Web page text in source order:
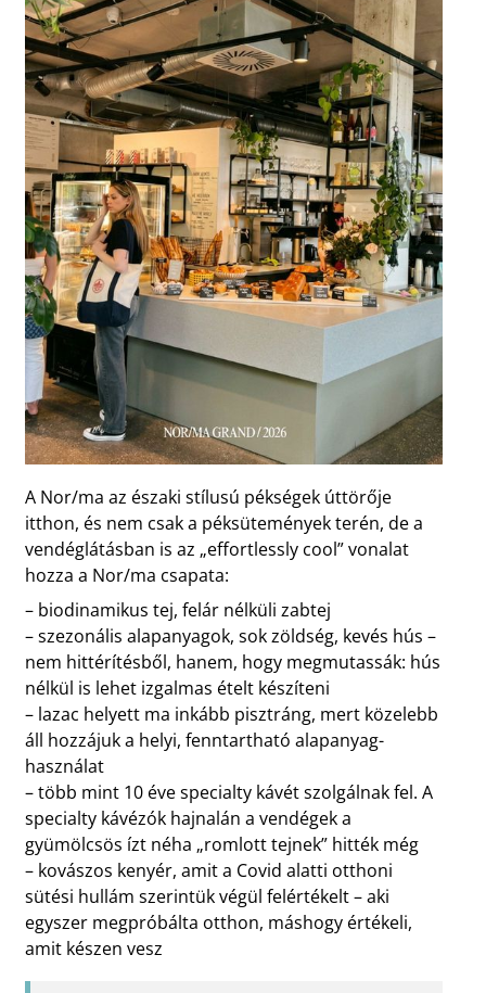
A Nor/ma az északi stílusú pékségek úttörője
itthon, és nem csak a péksütemények terén, de a
vendéglátásban is az „effortlessly cool” vonalat
hozza a Nor/ma csapata:
– biodinamikus tej, felár nélküli zabtej
– szezonális alapanyagok, sok zöldség, kevés hús –
nem hittérítésből, hanem, hogy megmutassák: hús
nélkül is lehet izgalmas ételt készíteni
– lazac helyett ma inkább pisztráng, mert közelebb
áll hozzájuk a helyi, fenntartható alapanyag-
használat
– több mint 10 éve specialty kávét szolgálnak fel. A
specialty kávézók hajnalán a vendégek a
gyümölcsös ízt néha „romlott tejnek” hitték még
– kovászos kenyér, amit a Covid alatti otthoni
sütési hullám szerintük végül felértékelt – aki
egyszer megpróbálta otthon, máshogy értékeli,
amit készen vesz